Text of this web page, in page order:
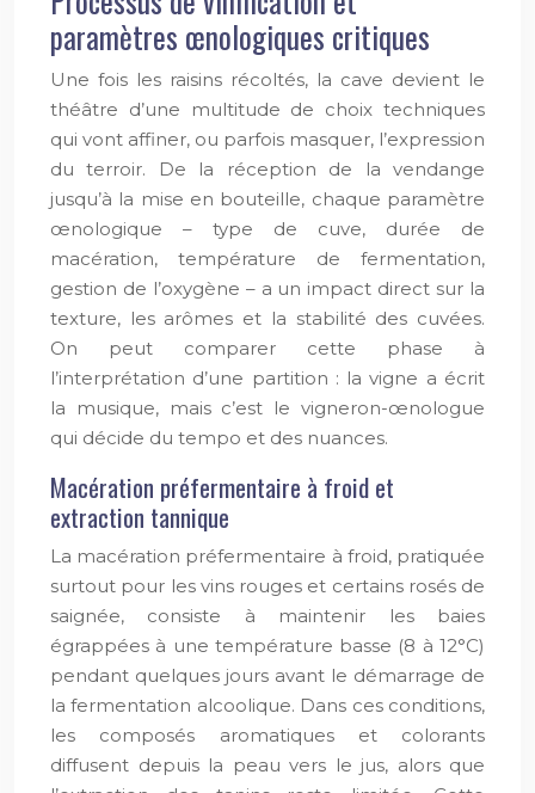
paramètres œnologiques critiques
Une fois les raisins récoltés, la cave devient le
théâtre d’une multitude de choix techniques
qui vont affiner, ou parfois masquer, l’expression
du terroir. De la réception de la vendange
jusqu’à la mise en bouteille, chaque paramètre
œnologique – type de cuve, durée de
macération, température de fermentation,
gestion de l’oxygène – a un impact direct sur la
texture, les arômes et la stabilité des cuvées.
On peut comparer cette phase à
l’interprétation d’une partition : la vigne a écrit
la musique, mais c’est le vigneron-œnologue
qui décide du tempo et des nuances.
Macération préfermentaire à froid et
extraction tannique
La macération préfermentaire à froid, pratiquée
surtout pour les vins rouges et certains rosés de
saignée, consiste à maintenir les baies
égrappées à une température basse (8 à 12°C)
pendant quelques jours avant le démarrage de
la fermentation alcoolique. Dans ces conditions,
les composés aromatiques et colorants
diffusent depuis la peau vers le jus, alors que